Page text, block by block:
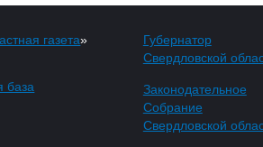
газета»
база
Губернатор
Свердловской
Законодательное
Собрание
Свердловской